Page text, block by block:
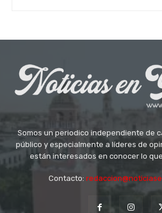
Somos un periodico independiente de
público y especialmente a líderes de
están interesados en conocer lo
Contacto: